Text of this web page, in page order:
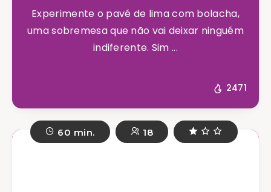
Experimente o pavé de lima com bolacha,
uma sobremesa que não vai deixar ninguém
indiferente. Sim ...
2471
60 min. 18